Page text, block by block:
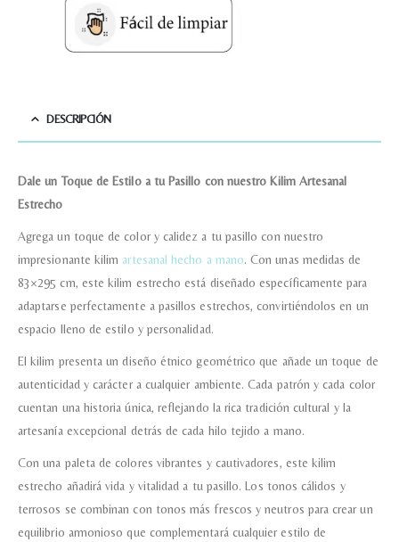
DESCRIPCIÓN
Dale un Toque de Estilo a tu Pasillo con nuestro Kilim Artesanal
Estrecho
Agrega un toque de color y calidez a tu pasillo con nuestro
impresionante kilim artesanal hecho a mano. Con unas medidas de
83×295 cm, este kilim estrecho está diseñado específicamente para
adaptarse perfectamente a pasillos estrechos, convirtiéndolos en un
espacio lleno de estilo y personalidad.
El kilim presenta un diseño étnico geométrico que añade un toque de
autenticidad y carácter a cualquier ambiente. Cada patrón y cada color
cuentan una historia única, reflejando la rica tradición cultural y la
artesanía excepcional detrás de cada hilo tejido a mano.
Con una paleta de colores vibrantes y cautivadores, este kilim
estrecho añadirá vida y vitalidad a tu pasillo. Los tonos cálidos y
terrosos se combinan con tonos más frescos y neutros para crear un
equilibrio armonioso que complementará cualquier estilo de
Tu mensaje.
información que envío para que
Recibir mi oferta